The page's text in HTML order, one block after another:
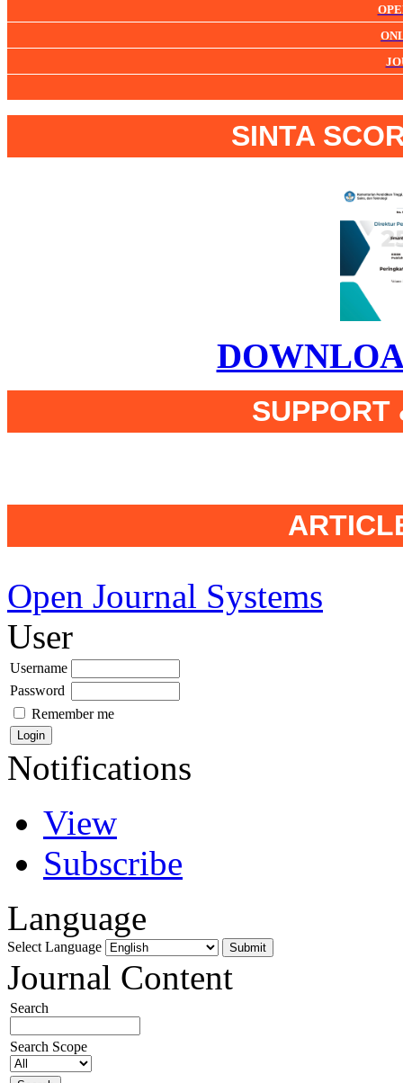
SINTA
SUPPORT
Open Journal Systems
User
Username
Password
Remember me
Notifications
View
Subscribe
Language
Select Language
Journal Content
Search
Search Scope